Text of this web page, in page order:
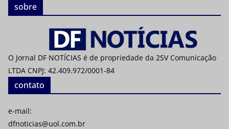
sobre
O Jornal DF NOTÍCIAS é de propriedade da 2SV Comunicação
LTDA CNPJ: 42.409.972/0001-84
contato
e-mail:
dfnoticias@uol.com.br